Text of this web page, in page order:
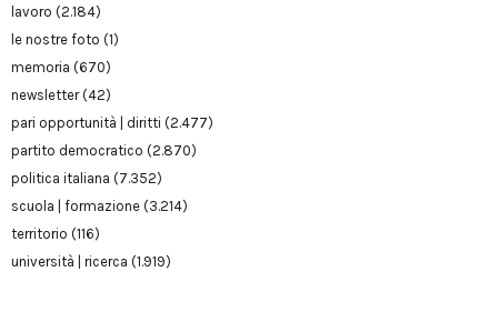
lavoro (2.184)
le nostre foto (1)
memoria (670)
newsletter(42)
pari opportunità | diritti (2.477)
partito democratico (2.870)
politica italiana (7.352)
scuola | formazione (3.214)
territorio (116)
università | ricerca (1.919)